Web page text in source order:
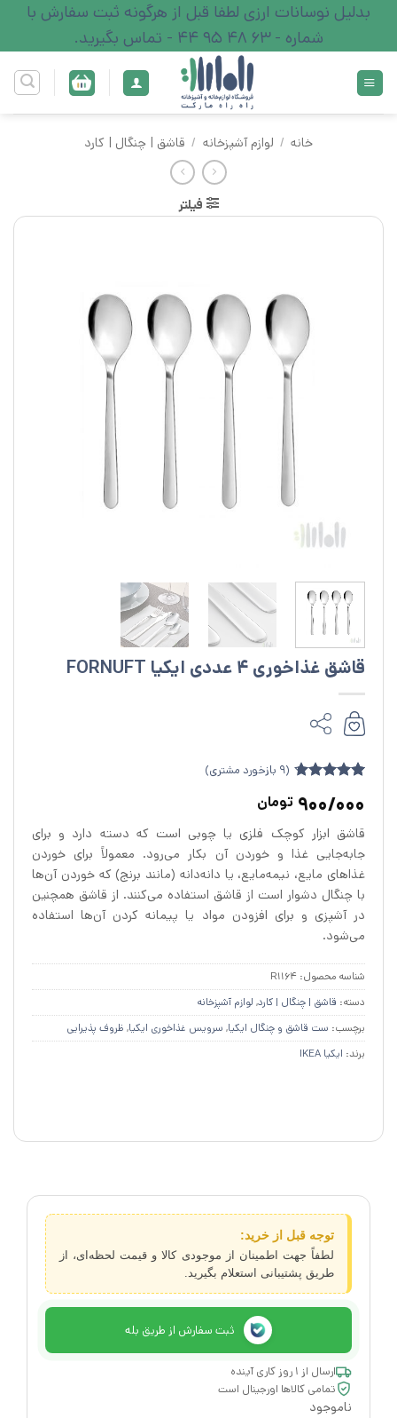
content
بدلیل نوسانات ارزی لطفا قبل از هرگونه ثبت سفارش با
شماره - 63 48 95 44 - تماس بگیرید.
خانه / لوازم آشپزخانه / قاشق‌ | چنگال | کارد
فیلتر
قاشق غذاخوری 4 عددی ایکیا FORNUFT
4.7
از 5
امتیازدهی
مشتری
(
9 بازخورد مشتری)
900/000 تومان
قاشق ابزار کوچک فلزی یا چوبی است که دسته دارد و برای
جابه‌جایی غذا و خوردن آن بکار می‌رود. معمولاً برای خوردن
غذاهای مایع، نیمه‌مایع، یا دانه‌دانه (مانند برنج) که خوردن آن‌ها
با چنگال دشوار است از قاشق استفاده می‌کنند. از قاشق همچنین
در آشپزی و برای افزودن مواد یا پیمانه کردن آن‌ها استفاده
می‌شود.
شناسه محصول: R1164
دسته: قاشق‌ | چنگال | کارد, لوازم آشپزخانه
برچسب: ست قاشق و چنگال ایکیا, سرویس غذاخوری ایکیا, ظروف پذیرایی
برند: ایکیا IKEA
توجه قبل از خرید:
لطفاً جهت اطمینان از موجودی کالا و قیمت لحظه‌ای، از
طریق پشتیبانی استعلام بگیرید.
ثبت سفارش از طریق بله
ارسال از ۱ روز کاری آینده
تمامی کالاها اورجینال است
ناموجود